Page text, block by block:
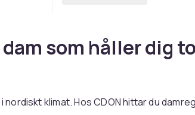
som håller dig
klimat. Hos CDON hittar du